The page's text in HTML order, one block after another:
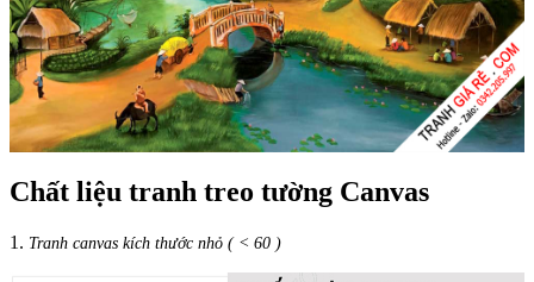
Chất liệu tranh treo tường Canvas
1. Tranh canvas kích thước nhỏ ( < 60 )